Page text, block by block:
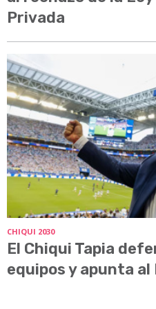
Privada
CHIQUI 2030
El Chiqui Tapia
equipos y apunta al